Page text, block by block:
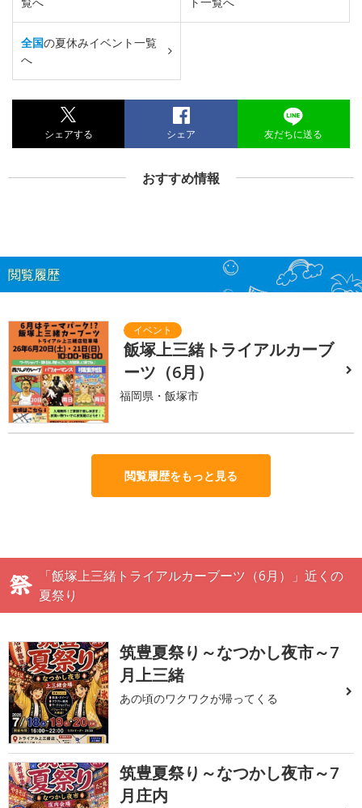
全国の夏休みイベント一覧
へ
シェアする シェア 友だちに送る
おすすめ情報
閲覧履歴
飯塚上三緒トライアルカーブ
ーツ（6月）
福岡県・飯塚市
閲覧履歴をもっと見る
「飯塚上三緒トライアルカーブーツ（6月）」近くの
夏祭り
筑豊夏祭り～なつかし夜市～7
月上三緒
あの頃のワクワクが帰ってくる
筑豊夏祭り～なつかし夜市～7
月庄内